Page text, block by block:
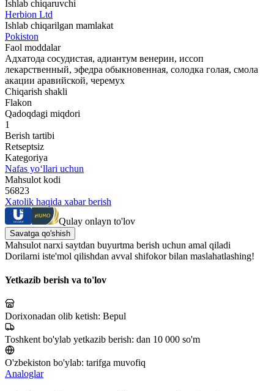
Ishlab chiqaruvchi
Herbion Ltd
Ishlab chiqarilgan mamlakat
Pokiston
Faol moddalar
Адхатода сосудистая, адиантум венерин, иссоп
лекарственный, эфедра обыкновенная, солодка голая, смола
акации аравийской, черемух
Chiqarish shakli
Flakon
Qadoqdagi miqdori
1
Berish tartibi
Retseptsiz
Kategoriya
Nafas yo‘llari uchun
Mahsulot kodi
56823
Xatolik haqida xabar berish
Qulay onlayn to'lov
Savatga qo'shish
Mahsulot narxi saytdan buyurtma berish uchun amal qiladi
Dorilarni iste'mol qilishdan avval shifokor bilan maslahatlashing!
Yetkazib berish va to'lov
Dorixonadan olib ketish: Bepul
Toshkent bo'ylab yetkazib berish: dan 10 000 so'm
O'zbekiston bo'ylab: tarifga muvofiq
Analoglar